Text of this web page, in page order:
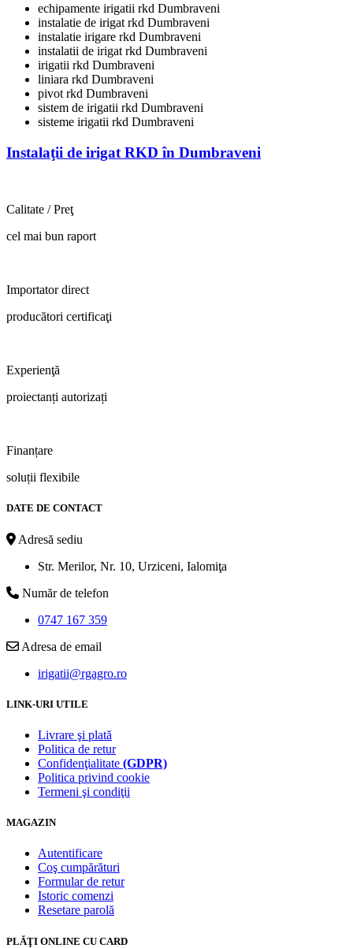
echipamente irigatii rkd Dumbraveni
instalatie de irigat rkd Dumbraveni
instalatie irigare rkd Dumbraveni
instalatii de irigat rkd Dumbraveni
irigatii rkd Dumbraveni
liniara rkd Dumbraveni
pivot rkd Dumbraveni
sistem de irigatii rkd Dumbraveni
sisteme irigatii rkd Dumbraveni
Instalaţii de irigat RKD în Dumbraveni
Calitate / Preţ
cel mai bun raport
Importator direct
producători certificaţi
Experienţă
proiectanți autorizați
Finanțare
soluții flexibile
DATE DE CONTACT
Adresă sediu
Str. Merilor, Nr. 10, Urziceni, Ialomiţa
Număr de telefon
0747 167 359
Adresa de email
irigatii@rgagro.ro
LINK-URI UTILE
Livrare şi plată
Politica de retur
Confidenţialitate (GDPR)
Politica privind cookie
Termeni şi condiţii
MAGAZIN
Autentificare
Coş cumpărături
Formular de retur
Istoric comenzi
Resetare parolă
PLĂŢI ONLINE CU CARD